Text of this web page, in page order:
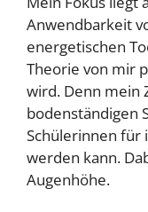
Anwendbarkeit
energetischen
Theorie von mir
wird. Denn mein
bodenständigen
Schülerinnen für
werden kann.
Augenhöhe.